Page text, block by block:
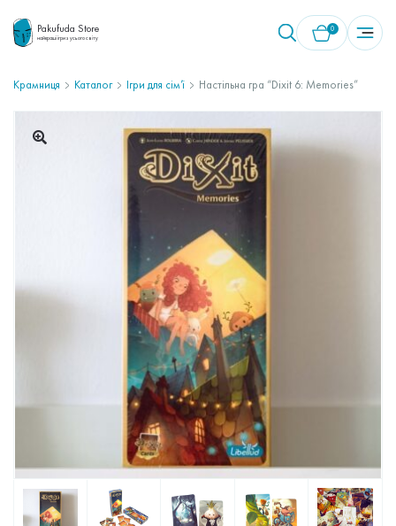
Pakufuda Store
найкращі ігри з усього світу
0
У кошику немає товарів.
Крамниця Каталог Ігри для сім’ї Настільна гра “Dixit 6: Memories”